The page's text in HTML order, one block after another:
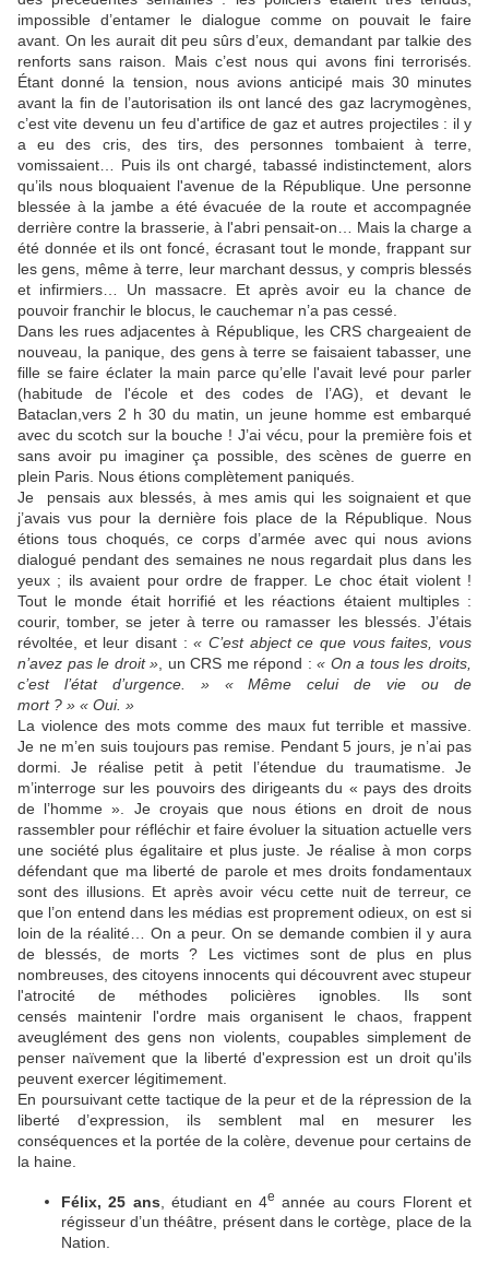
impossible d’entamer le dialogue comme on pouvait le faire
avant. On les aurait dit peu sûrs d’eux, demandant par talkie des
renforts sans raison. Mais c’est nous qui avons fini terrorisés.
Étant donné la tension, nous avions anticipé mais 30 minutes
avant la fin de l’autorisation ils ont lancé des gaz lacrymogènes,
c’est vite devenu un feu d'artifice de gaz et autres projectiles : il y
a eu des cris, des tirs, des personnes tombaient à terre,
vomissaient… Puis ils ont chargé, tabassé indistinctement, alors
qu’ils nous bloquaient l'avenue de la République. Une personne
blessée à la jambe a été évacuée de la route et accompagnée
derrière contre la brasserie, à l'abri pensait-on… Mais la charge a
été donnée et ils ont foncé, écrasant tout le monde, frappant sur
les gens, même à terre, leur marchant dessus, y compris blessés
et infirmiers… Un massacre. Et après avoir eu la chance de
pouvoir franchir le blocus, le cauchemar n’a pas cessé.
Dans les rues adjacentes à République, les CRS chargeaient de
nouveau, la panique, des gens à terre se faisaient tabasser, une
fille se faire éclater la main parce qu’elle l'avait levé pour parler
(habitude de l'école et des codes de l’AG), et devant le
Bataclan,vers 2 h 30 du matin, un jeune homme est embarqué
avec du scotch sur la bouche ! J’ai vécu, pour la première fois et
sans avoir pu imaginer ça possible, des scènes de guerre en
plein Paris. Nous étions complètement paniqués.
Je pensais aux blessés, à mes amis qui les soignaient et que
j’avais vus pour la dernière fois place de la République. Nous
étions tous choqués, ce corps d’armée avec qui nous avions
dialogué pendant des semaines ne nous regardait plus dans les
yeux ; ils avaient pour ordre de frapper. Le choc était violent !
Tout le monde était horrifié et les réactions étaient multiples :
courir, tomber, se jeter à terre ou ramasser les blessés. J’étais
révoltée, et leur disant :« C’est abject ce que vous faites, vous
n’avez pas le droit » , un CRS me répond :« On a tous les droits,
c’est l’état d’urgence. » « Même celui de vie ou de
mort ? » « Oui. »
La violence des mots comme des maux fut terrible et massive.
Je ne m’en suis toujours pas remise. Pendant 5 jours, je n’ai pas
dormi. Je réalise petit à petit l’étendue du traumatisme. Je
m’interroge sur les pouvoirs des dirigeants du « pays des droits
de l’homme ». Je croyais que nous étions en droit de nous
rassembler pour réfléchir et faire évoluer la situation actuelle vers
une société plus égalitaire et plus juste. Je réalise à mon corps
défendant que ma liberté de parole et mes droits fondamentaux
sont des illusions. Et après avoir vécu cette nuit de terreur, ce
que l’on entend dans les médias est proprement odieux, on est si
loin de la réalité… On a peur. On se demande combien il y aura
de blessés, de morts ? Les victimes sont de plus en plus
nombreuses, des citoyens innocents qui découvrent avec stupeur
l'atrocité de méthodes policières ignobles. Ils sont
censés maintenir l'ordre mais organisent le chaos, frappent
aveuglément des gens non violents, coupables simplement de
penser naïvement que la liberté d'expression est un droit qu'ils
peuvent exercer légitimement.
En poursuivant cette tactique de la peur et de la répression de la
liberté d’expression, ils semblent mal en mesurer les
conséquences et la portée de la colère, devenue pour certains de
la haine.
Félix, 25 ans , étudiant en 4e année au cours Florent et
régisseur d’un théâtre, présent dans le cortège, place de la
Nation.